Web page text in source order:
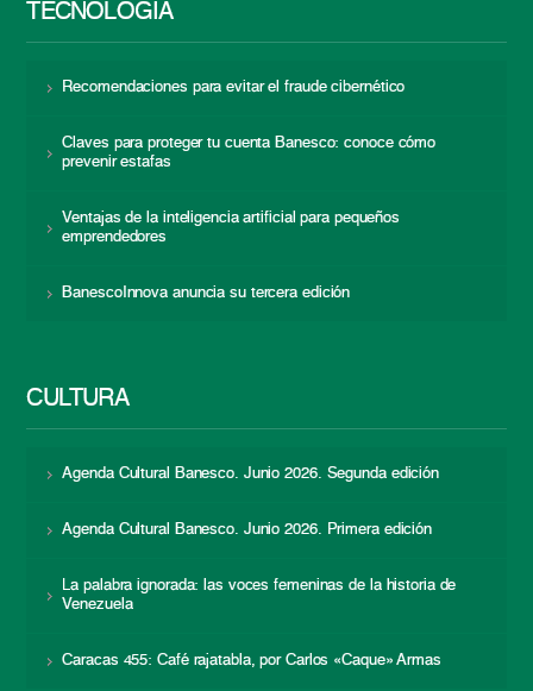
TECNOLOGÍA
Recomendaciones para evitar el fraude cibernético
Claves para proteger tu cuenta Banesco: conoce cómo
prevenir estafas
Ventajas de la inteligencia artificial para pequeños
emprendedores
BanescoInnova anuncia su tercera edición
CULTURA
Agenda Cultural Banesco. Junio 2026. Segunda edición
Agenda Cultural Banesco. Junio 2026. Primera edición
La palabra ignorada: las voces femeninas de la historia de
Venezuela
Caracas 455: Café rajatabla, por Carlos «Caque» Armas